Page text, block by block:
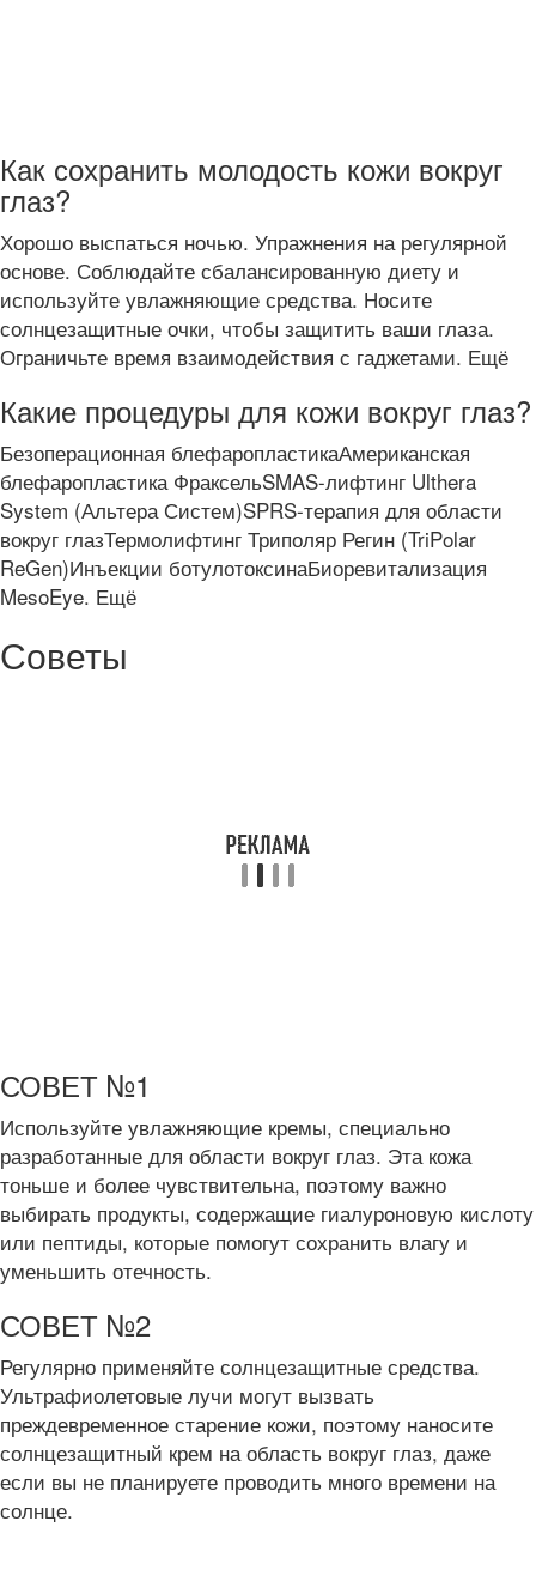
Как сохранить молодость кожи вокруг
глаз?
Хорошо выспаться ночью. Упражнения на регулярной
основе. Соблюдайте сбалансированную диету и
используйте увлажняющие средства. Носите
солнцезащитные очки, чтобы защитить ваши глаза.
Ограничьте время взаимодействия с гаджетами. Ещё
Какие процедуры для кожи вокруг глаз?
Безоперационная блефаропластикаАмериканская
блефаропластика ФраксельSMAS-лифтинг Ulthera
System (Альтера Систем)SPRS-терапия для области
вокруг глазТермолифтинг Триполяр Регин (TriPolar
ReGen)Инъекции ботулотоксинаБиоревитализация
MesoEye. Ещё
Советы
СОВЕТ №1
Используйте увлажняющие кремы, специально
разработанные для области вокруг глаз. Эта кожа
тоньше и более чувствительна, поэтому важно
выбирать продукты, содержащие гиалуроновую кислоту
или пептиды, которые помогут сохранить влагу и
уменьшить отечность.
СОВЕТ №2
Регулярно применяйте солнцезащитные средства.
Ультрафиолетовые лучи могут вызвать
преждевременное старение кожи, поэтому наносите
солнцезащитный крем на область вокруг глаз, даже
если вы не планируете проводить много времени на
солнце.